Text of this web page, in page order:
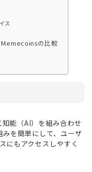
ス
の比較
能（AI）を組み合わせ
を簡単にして、ユーザ
にもアクセスしやすく